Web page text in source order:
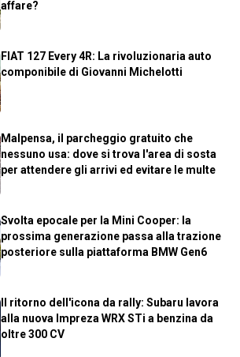
affare?
FIAT 127 Every 4R: La rivoluzionaria auto
componibile di Giovanni Michelotti
Malpensa, il parcheggio gratuito che
nessuno usa: dove si trova l'area di sosta
per attendere gli arrivi ed evitare le multe
Svolta epocale per la Mini Cooper: la
prossima generazione passa alla trazione
posteriore sulla piattaforma BMW Gen6
Il ritorno dell'icona da rally: Subaru lavora
alla nuova Impreza WRX STi a benzina da
oltre 300 CV